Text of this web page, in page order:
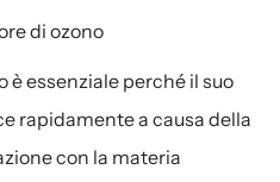
di ozono
essenziale perché il suo
rapidamente a causa della
con la materia